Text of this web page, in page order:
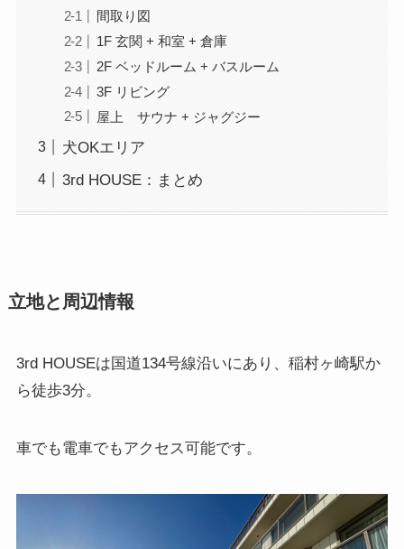
間取り図
1F 玄関 + 和室 + 倉庫
2F ベッドルーム + バスルーム
3F リビング
屋上 サウナ + ジャグジー
犬OKエリア
3rd HOUSE：まとめ
立地と周辺情報
3rd HOUSEは国道134号線沿いにあり、稲村ヶ崎駅か
ら徒歩3分。
車でも電車でもアクセス可能です。